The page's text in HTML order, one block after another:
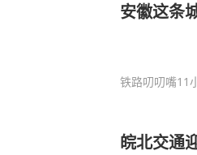
安徽这条
铁路叨叨嘴11
皖北交通